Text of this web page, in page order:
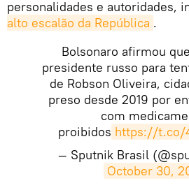
personalidades e autoridades,
alto escalão da República .
Bolsonaro afirmou
presidente russo para
de Robson Oliveira,
preso desde 2019 por
com
proibidos https://t.co/
— Sputnik Brasil
October 30,